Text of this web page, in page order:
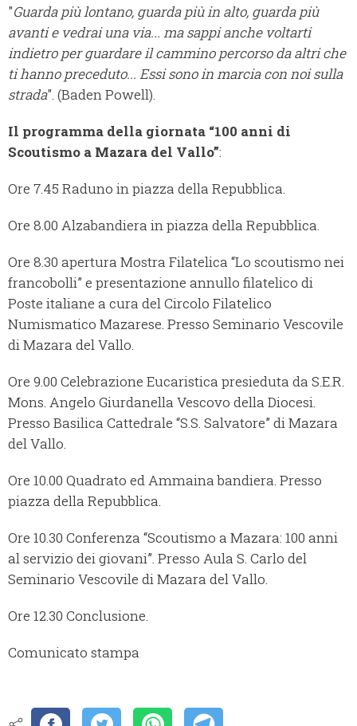
"Guarda più lontano, guarda più in alto, guarda più
avanti e vedrai una via... ma sappi anche voltarti
indietro per guardare il cammino percorso da altri che
ti hanno preceduto... Essi sono in marcia con noi sulla
strada". (Baden Powell).
Il programma della giornata “100 anni di
Scoutismo a Mazara del Vallo”:
Ore 7.45 Raduno in piazza della Repubblica.
Ore 8.00 Alzabandiera in piazza della Repubblica.
Ore 8.30 apertura Mostra Filatelica “Lo scoutismo nei
francobolli” e presentazione annullo filatelico di
Poste italiane a cura del Circolo Filatelico
Numismatico Mazarese. Presso Seminario Vescovile
di Mazara del Vallo.
Ore 9.00 Celebrazione Eucaristica presieduta da S.E.R.
Mons. Angelo Giurdanella Vescovo della Diocesi.
Presso Basilica Cattedrale “S.S. Salvatore” di Mazara
del Vallo.
Ore 10.00 Quadrato ed Ammaina bandiera. Presso
piazza della Repubblica.
Ore 10.30 Conferenza “Scoutismo a Mazara: 100 anni
al servizio dei giovani”. Presso Aula S. Carlo del
Seminario Vescovile di Mazara del Vallo.
Ore 12.30 Conclusione.
Comunicato stampa